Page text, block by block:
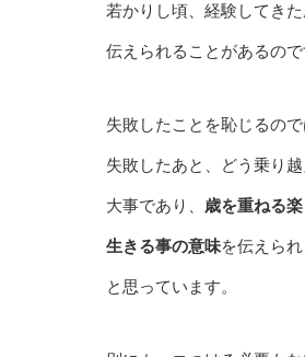
若かりし頃、経験してき
伝えられることがあるので
失敗したことを恥じるので
失敗したあと、どう乗り
大事であり、 歳を重ねる楽
生きる事の意味を伝えら
と思っています。